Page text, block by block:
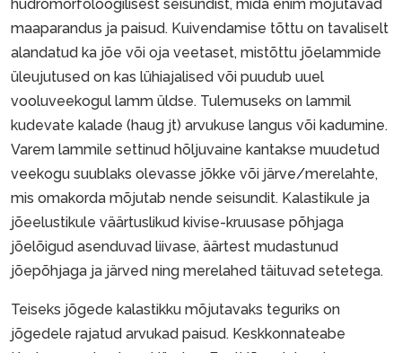
hüdromorfoloogilisest seisundist, mida enim mõjutavad
maaparandus ja paisud. Kuivendamise tõttu on tavaliselt
alandatud ka jõe või oja veetaset, mistõttu jõelammide
üleujutused on kas lühiajalised või puudub uuel
vooluveekogul lamm üldse. Tulemuseks on lammil
kudevate kalade (haug jt) arvukuse langus või kadumine.
Varem lammile settinud hõljuvaine kantakse muudetud
veekogu suublaks olevasse jõkke või järve/merelahte,
mis omakorda mõjutab nende seisundit. Kalastikule ja
jõeelustikule väärtuslikud kivise-kruusase põhjaga
jõelõigud asenduvad liivase, äärtest mudastunud
jõepõhjaga ja järved ning merelahed täituvad setetega.
Teiseks jõgede kalastikku mõjutavaks teguriks on
jõgedele rajatud arvukad paisud. Keskkonnateabe